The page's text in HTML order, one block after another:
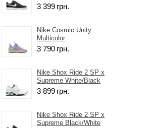
3 399 грн.
Nike Cosmic Unity
Multicolor
3 790 грн.
Nike Shox Ride 2 SP x
Supreme White/Black
3 899 грн.
Nike Shox Ride 2 SP x
Supreme Black/White